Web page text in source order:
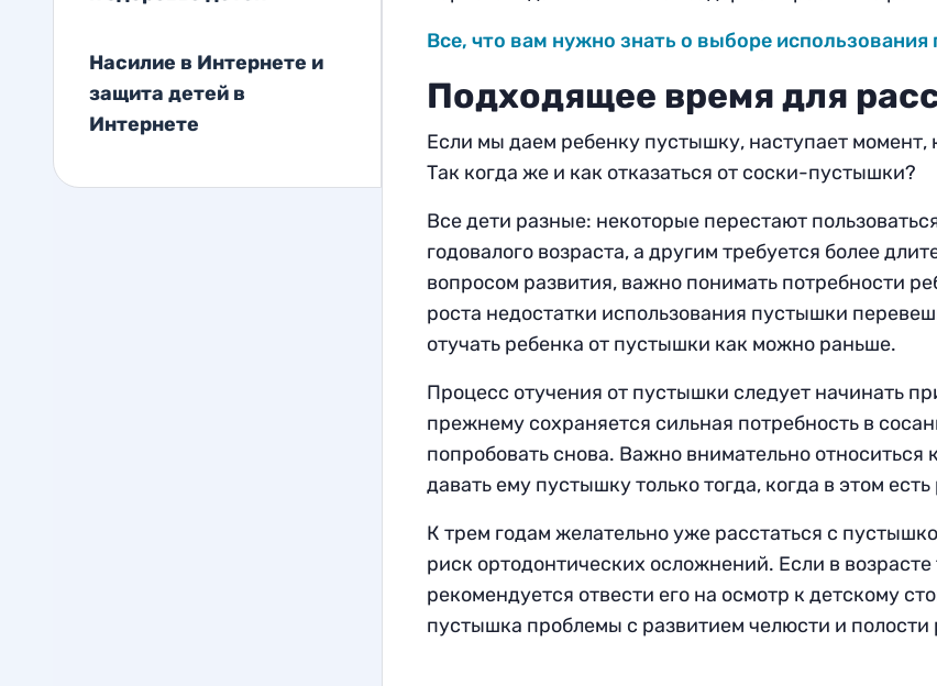
Насилие в Интернете и
защитa детей в
Интернете
Все, что вам нужно знать о выборе
Подходящее время для
Если мы даем ребенку пустышку, наступает момент,
Так когда же и как отказаться от соски-пустышки?
Все дети разные: некоторые перестают
годовалого возраста, а другим требуется более
вопросом развития, важно понимать потребности
роста недостатки использования пустышки
отучать ребенка от пустышки как можно раньше.
Процесс отучения от пустышки следует начинать
прежнему сохраняется сильная потребность в
попробовать снова. Важно внимательно относиться
давать ему пустышку только тогда, когда в этом
К трем годам желательно уже расстаться с
риск ортодонтических осложнений. Если в
рекомендуется отвести его на осмотр к детскому
пустышка проблемы с развитием челюсти и полости